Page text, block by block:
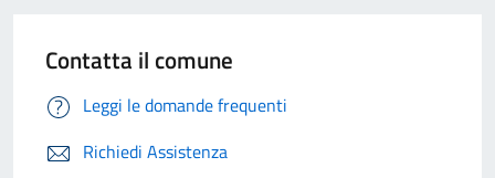
Contatta il comune
Leggi le domande frequenti
Richiedi Assistenza